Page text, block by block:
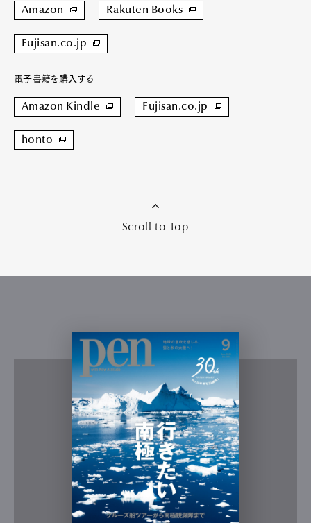
Amazon Rakuten Books
Fujisan.co.jp
電子書籍を購入する
Amazon Kindle Fujisan.co.jp
honto
Scroll to Top